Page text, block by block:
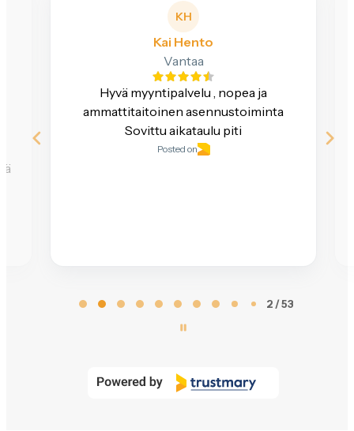
OH
Outi ja Christer Hägg
Kirkkonummi
Kiitos ripeästi ja hyvin tehdystä työstä!
Mielestämme Jamarin vahvuus on
erityisen hyvin toimiva palveluketju. Se,
mitä myyjä lupaa, myös toteutuu.
3 / 53